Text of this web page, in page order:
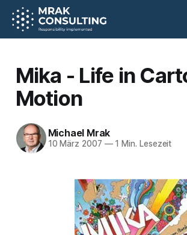
Mika - Life in
Motion
Michael Mrak
10 März 2007 —1 Min. Lesezeit